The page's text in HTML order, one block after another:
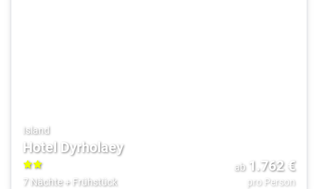
Island
Hotel Dyrholaey
2
7 Nächte+ Frühstück
ab 1.762€
pro Person